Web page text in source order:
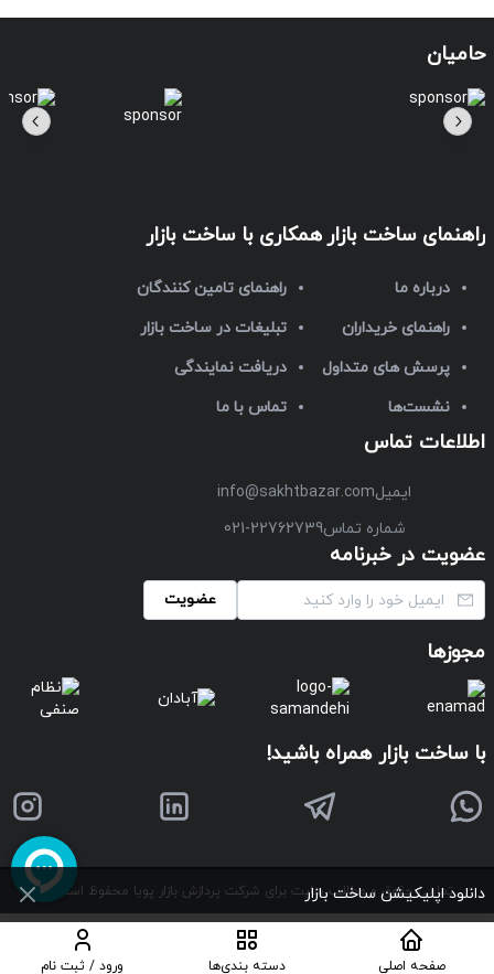
صفحه اصلی دسته بندی‌ها ورود/ ثبت نام
دانلود اپلیکیشن ساخت بازار
حامیان
راهنمای ساخت بازار
درباره ما
راهنمای خریداران
پرسش های متداول
نشست‌ها
همکاری با ساخت بازار
راهنمای تامین کنندگان
تبلیغات در ساخت بازار
دریافت نمایندگی
تماس با ما
اطلاعات تماس
ایمیلinfo@sakhtbazar.com
شماره تماس021-22762739
عضویت در خبرنامه
عضویت
مجوزها
با ساخت بازار همراه باشید!
تمامی حقوق و مطالب سایت برای شرکت پردازش بازار پویا محفوظ است ©